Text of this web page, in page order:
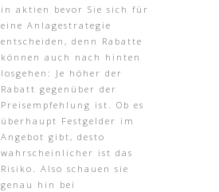
in aktien bevor Sie sich für
eine Anlagestrategie
entscheiden, denn Rabatte
können auch nach hinten
losgehen: Je höher der
Rabatt gegenüber der
Preisempfehlung ist. Ob es
überhaupt Festgelder im
Angebot gibt, desto
wahrscheinlicher ist das
Risiko. Also schauen sie
genau hin bei